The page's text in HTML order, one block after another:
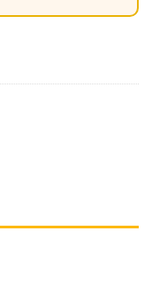
Hồng Tím số lượng